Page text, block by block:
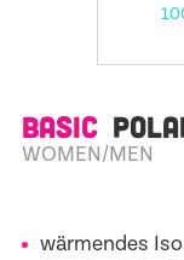
BASIC
WOMEN/MEN
wärmendes